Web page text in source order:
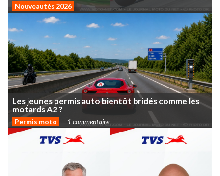
Nouveautés 2026
Lesjeunespermisautobientôt bridéscommeles
motardsA2?
Permis moto 1 commentaire